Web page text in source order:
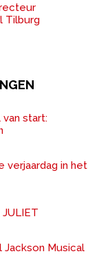
Tilburg
start:
verjaardag in het
Jackson Musical